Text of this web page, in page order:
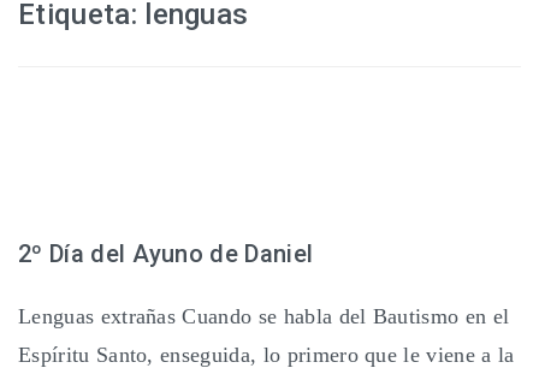
Etiqueta: lenguas
2º Día del Ayuno de Daniel
Lenguas extrañas Cuando se habla del Bautismo en el
Espíritu Santo, enseguida, lo primero que le viene a la